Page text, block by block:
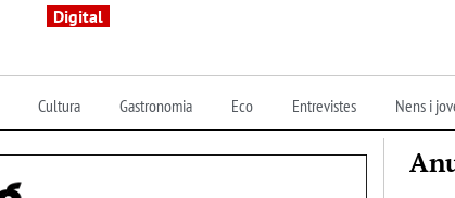
Digital
Cultura Gastronomia Eco Entrevistes Nens i